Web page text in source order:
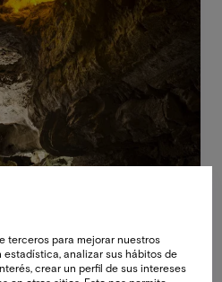
terceros para mejorar nuestros
analizar sus hábitos de
crear un perfil de sus intereses